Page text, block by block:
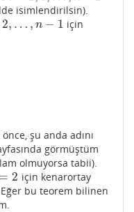
isimlendirilsin).
2, … , n − 1
,n−1 için
şu anda adını
görmüştüm
olmuyorsa tabii).
= 2
2
için kenarortay
bu teorem bilinen